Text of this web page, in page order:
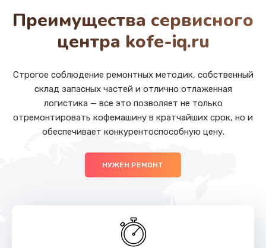
Заказать
от 550 руб.
Заказать
Замена разъема наушников
от 550 руб.
Заказать
Заказать
Преимущества сервисного
центра kofe-iq.ru
Строгое соблюдение ремонтных методик, собственный
склад запасных частей и отлично отлаженная
логистика — все это позволяет не только
отремонтировать кофемашину в кратчайших срок, но и
обеспечивает конкурентоспособную цену.
НУЖЕН РЕМОНТ